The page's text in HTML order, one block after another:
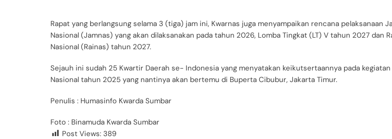
Rapat yang berlangsung selama 3 (tiga) jam ini, Kwarnas juga menyampaikan rencana pelaksanaan
Nasional (Jamnas) yang akan dilaksanakan pada tahun 2026, Lomba Tingkat (LT) V tahun 2027 dan
Nasional (Rainas) tahun 2027.
Sejauh ini sudah 25 Kwartir Daerah se- Indonesia yang menyatakan keikutsertaannya pada kegiatan
Nasional tahun 2025 yang nantinya akan bertemu di Buperta Cibubur, Jakarta Timur.
Penulis : Humasinfo Kwarda Sumbar
Foto : Binamuda Kwarda Sumbar
Post Views: 389